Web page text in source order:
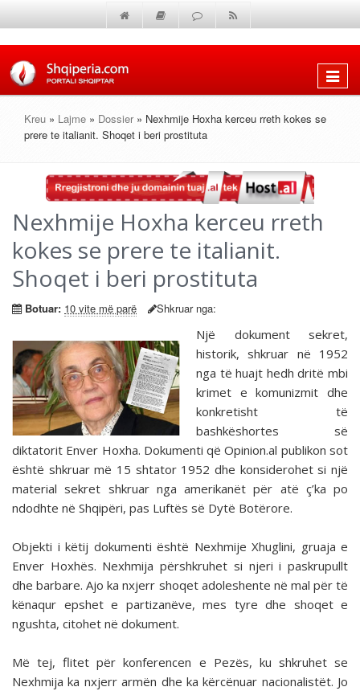
Shfaq
Kreu » Lajme » Dossier » Nexhmije Hoxha kerceu rreth kokes se
prere te italianit. Shoqet i beri prostituta
Nexhmije Hoxha kerceu rreth
kokes se prere te italianit.
Shoqet i beri prostituta
Botuar: 10 vite më parë Shkruar nga:
Një dokument sekret,
historik, shkruar në 1952
nga të huajt hedh dritë mbi
krimet e komunizmit dhe
konkretisht të
bashkëshortes së
diktatorit Enver Hoxha. Dokumenti që Opinion.al publikon sot
është shkruar më 15 shtator 1952 dhe konsiderohet si një
material sekret shkruar nga amerikanët për atë ç’ka po
ndodhte në Shqipëri, pas Luftës së Dytë Botërore.
Objekti i këtij dokumenti është Nexhmije Xhuglini, gruaja e
Enver Hoxhës. Nexhmija përshkruhet si njeri i paskrupullt
dhe barbare. Ajo ka nxjerr shoqet adoleshente në mal për të
kënaqur epshet e partizanëve, mes tyre dhe shoqet e
ngushta, citohet në dokument.
Më tej, flitet për konferencen e Pezës, ku shkruhet se
Nexhmija ka nxjerr armën dhe ka kërcënuar nacionalistët. Jo